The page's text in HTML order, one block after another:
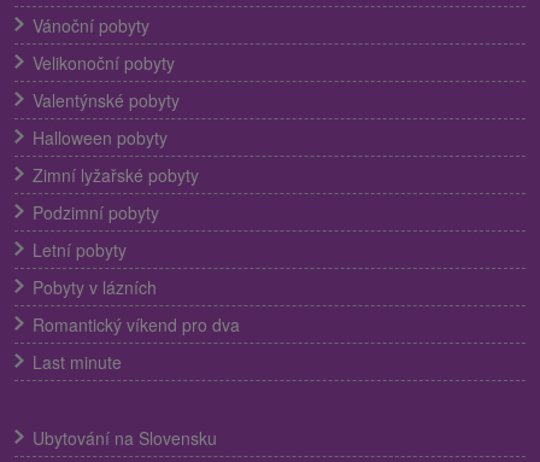
Vánoční pobyty
Velikonoční pobyty
Valentýnské pobyty
Halloween pobyty
Zimní lyžařské pobyty
Podzimní pobyty
Letní pobyty
Pobyty v lázních
Romantický víkend pro dva
Last minute
Ubytování na Slovensku